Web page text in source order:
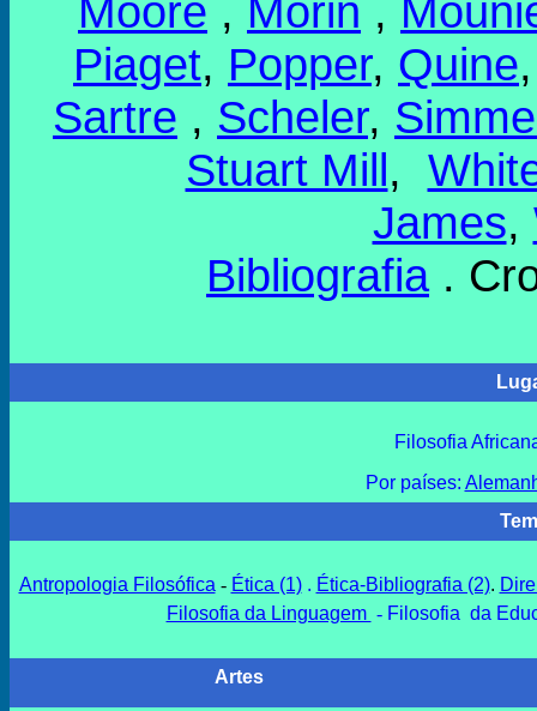
Moore , Morin ,
Piaget, Popper, Quine
Sartre , Scheler,
Stuart Mill,
James,
Bibliografia.
Filosofia
Por países:
Antropologia Filosófica - Ética (1). Ética-Bibliografia (2).
Filosofia da Linguagem -Filosofia da
Artes